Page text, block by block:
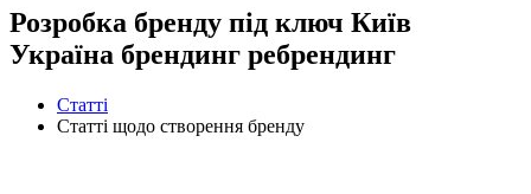
Розробка бренду під ключ Київ
Україна брендинг ребрендинг
Статті
Статті щодо створення бренду